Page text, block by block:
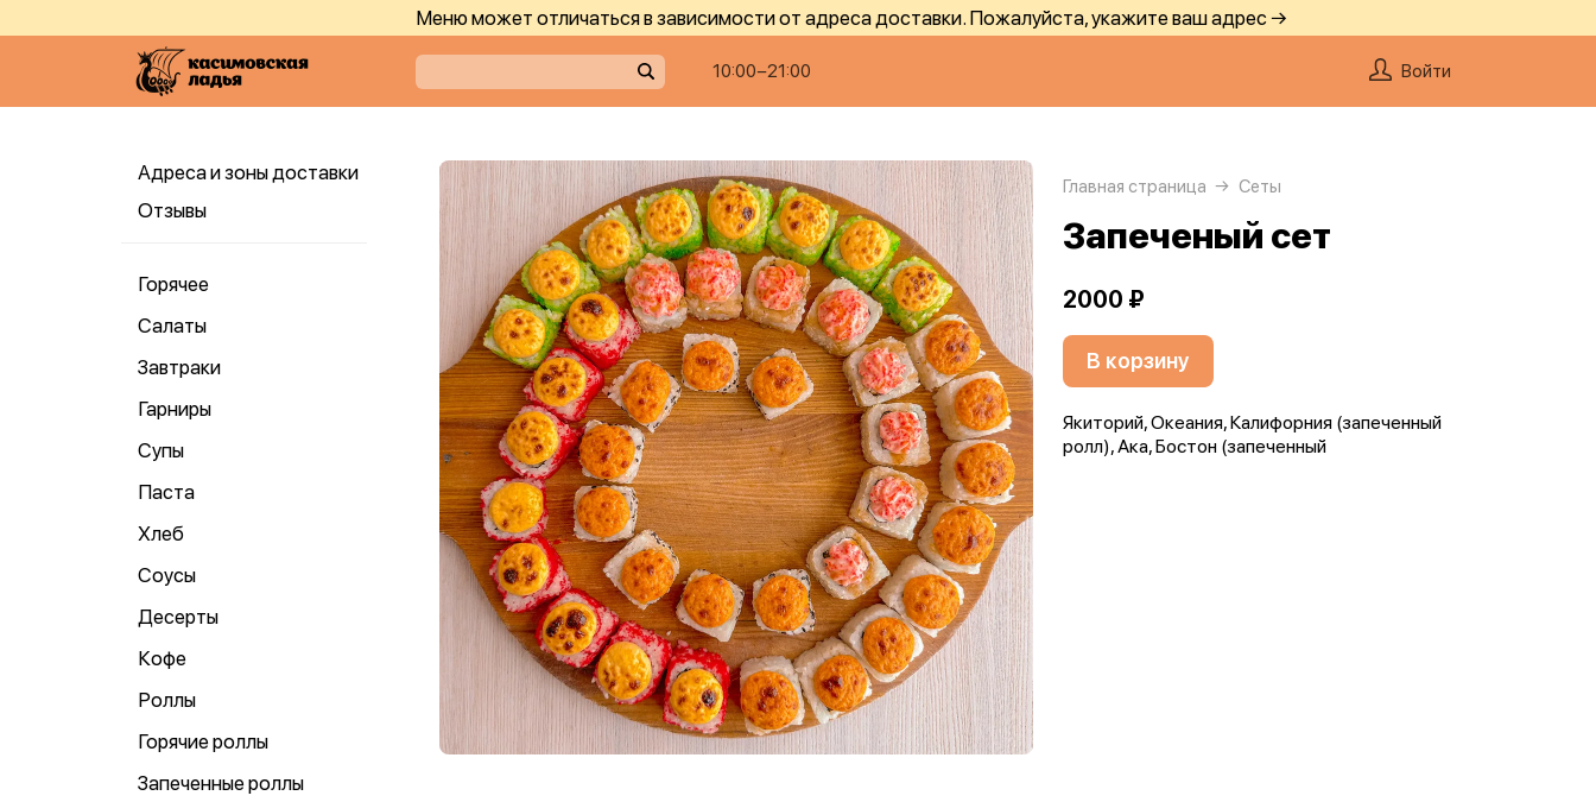
Меню может отличаться в зависимости от адреса доставки. Пожалуйста, укажите ваш адрес →
10:00−21:00 Войти
Адреса и зоны доставки
Отзывы
Горячее
Салаты
Завтраки
Гарниры
Супы
Паста
Хлеб
Соусы
Десерты
Кофе
Роллы
Горячие роллы
Запеченные роллы
Главная страница Сеты
Запеченый сет
2000 ₽
В корзину
Якиторий, Океания, Калифорния (запеченный
ролл), Ака, Бостон (запеченный